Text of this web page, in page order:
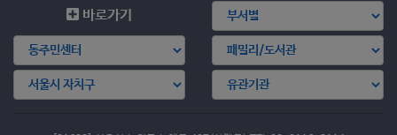
바로가기